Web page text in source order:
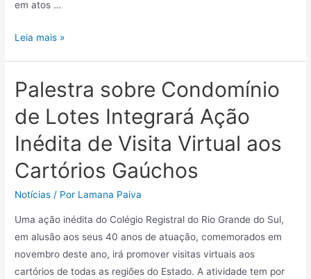
em atos …
Leia mais »
Palestra sobre Condomínio
de Lotes Integrará Ação
Inédita de Visita Virtual aos
Cartórios Gaúchos
Notícias / Por Lamana Paiva
Uma ação inédita do Colégio Registral do Rio Grande do Sul,
em alusão aos seus 40 anos de atuação, comemorados em
novembro deste ano, irá promover visitas virtuais aos
cartórios de todas as regiões do Estado. A atividade tem por